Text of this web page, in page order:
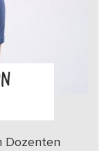
Dozenten